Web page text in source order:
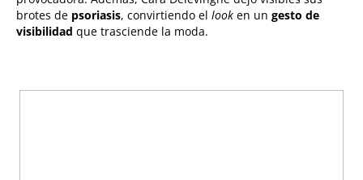
brotes de psoriasis, convirtiendo el look en un gesto de
visibilidad que trasciende la moda.